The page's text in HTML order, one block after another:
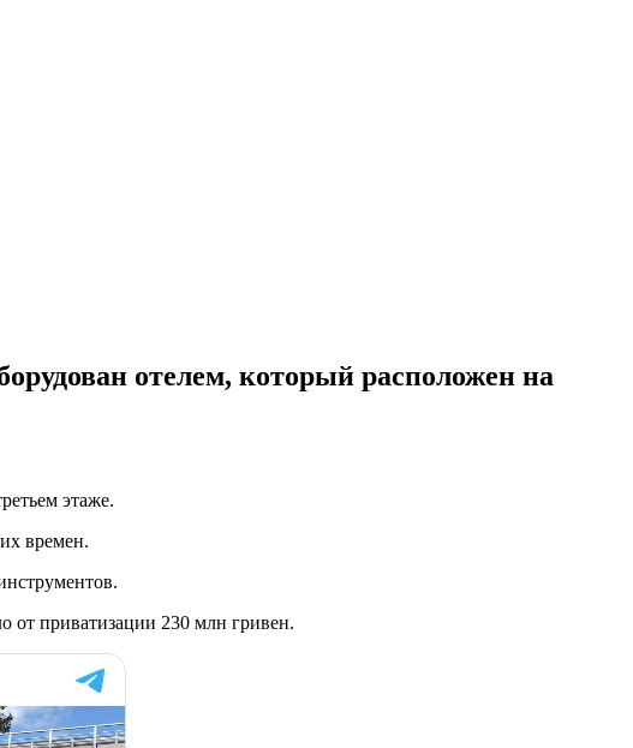
отелем, который расположен на
этаже.
времен.
от приватизации 230 млн гривен.